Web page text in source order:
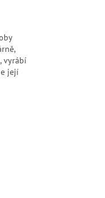
vyrábí
její